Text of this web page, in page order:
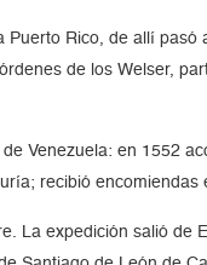
Rico, de allí
de los Welser,
Venezuela: en 1552
recibió encomiendas
La expedición salió